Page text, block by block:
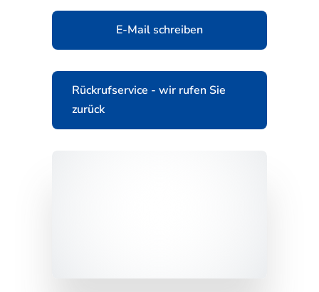
E-Mail schreiben
Rückrufservice - wir rufen Sie
zurück